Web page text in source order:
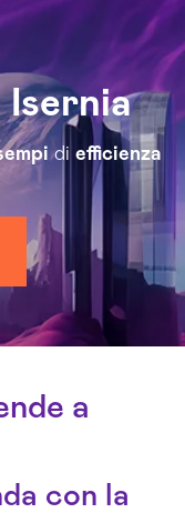
Isernia
di efficienza
a
con la